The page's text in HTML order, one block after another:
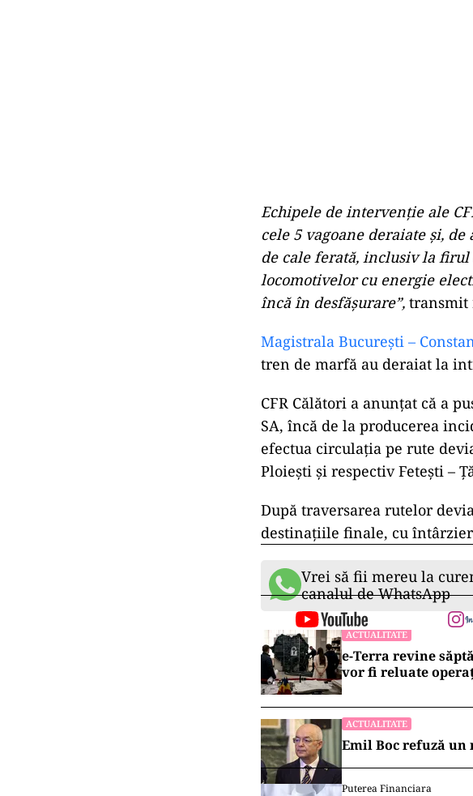
Echipele de intervenție ale
cele 5 vagoane deraiate și,
de cale ferată, inclusiv la
locomotivelor cu energie
încă în desfășurare”, transmit
Magistrala Bucureşti –
tren de marfă au deraiat la
CFR Călători a anunțat că a
SA, încă de la producerea
efectua circulaţia pe rute
Ploieşti şi respectiv Feteşti –
După traversarea rutelor
destinaţiile finale, cu
Vrei să fii mereu la
canalul de WhatsApp
ACTUALITATE
e-Terra revine
vor fi reluate
ACTUALITATE
Emil Boc refuză
Puterea Financiara